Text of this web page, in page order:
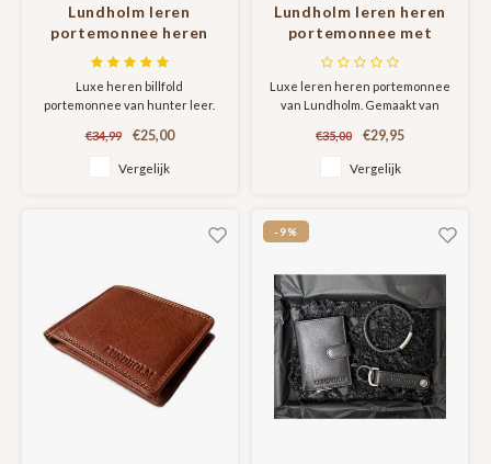
Lundholm leren
portemonnee heren
leer bruin hunter leer
Luxe heren billfold
portemonnee van hunter leer.
relatief dun. Gemaakt van
prachtig hunter leer wat elke
portemonnee zijn unieke
€34,99 €25,00
Vergelijk
Lundholm leren heren
portemonnee met
RFID anti skim
bescherming - bruin
Luxe leren heren portemonnee
van Lundholm. Gemaakt van
handige, ruime indeling. De
portemonnee heeft veel ruimte
voor passen, papieren en
€35,00 €29,95
Vergelijk
-9%